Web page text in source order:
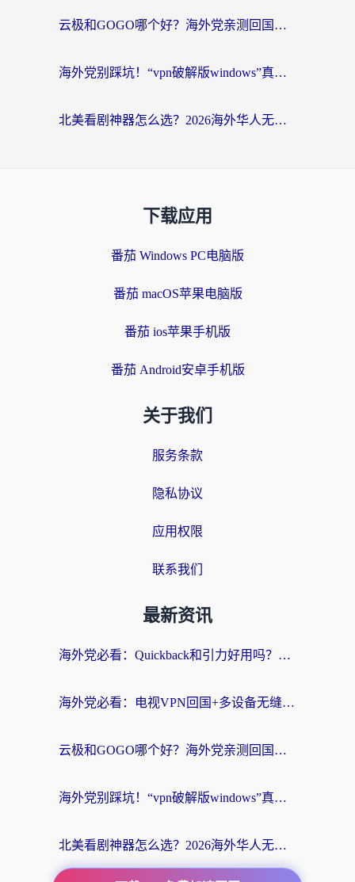
云极和GOGO哪个好？海外党亲测回国加速器选择指南（附iOS免费&Windows VPN实用技巧）
海外党别踩坑！“vpn破解版windows”真的能用？教你选对回国加速器无缝刷国内资源
北美看剧神器怎么选？2026海外华人无缝访问国内资源全攻略
下载应用
番茄 Windows PC电脑版
番茄 macOS苹果电脑版
番茄 ios苹果手机版
番茄 Android安卓手机版
关于我们
服务条款
隐私协议
应用权限
联系我们
最新资讯
海外党必看：Quickback和引力好用吗？3分钟搞懂回国加速器怎么选
海外党必看：电视VPN回国+多设备无缝访问国内资源的实用指南
云极和GOGO哪个好？海外党亲测回国加速器选择指南（附iOS免费&Windows VPN实用技巧）
海外党别踩坑！“vpn破解版windows”真的能用？教你选对回国加速器无缝刷国内资源
北美看剧神器怎么选？2026海外华人无缝访问国内资源全攻略